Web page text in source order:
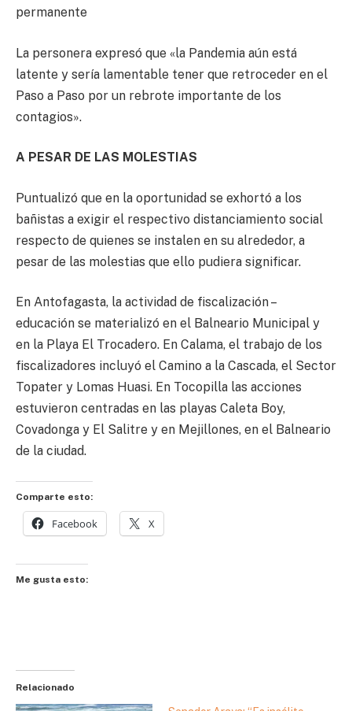
permanente
La personera expresó que «la Pandemia aún está
latente y sería lamentable tener que retroceder en el
Paso a Paso por un rebrote importante de los
contagios».
A PESAR DE LAS MOLESTIAS
Puntualizó que en la oportunidad se exhortó a los
bañistas a exigir el respectivo distanciamiento social
respecto de quienes se instalen en su alrededor, a
pesar de las molestias que ello pudiera significar.
En Antofagasta, la actividad de fiscalización –
educación se materializó en el Balneario Municipal y
en la Playa El Trocadero. En Calama, el trabajo de los
fiscalizadores incluyó el Camino a la Cascada, el Sector
Topater y Lomas Huasi. En Tocopilla las acciones
estuvieron centradas en las playas Caleta Boy,
Covadonga y El Salitre y en Mejillones, en el Balneario
de la ciudad.
Comparte esto:
Facebook X
Me gusta esto:
Relacionado